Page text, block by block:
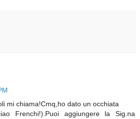
mi chiama!Cmq,ho dato un occhiata
Frenchi!).Puoi aggiungere la Sig.na